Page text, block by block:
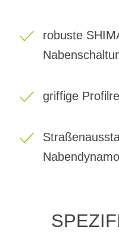
robuste
griffige
Nabendynamo